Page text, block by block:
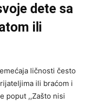
dete sa
ili
ličnosti često
ili braćom i
poput ,,Zašto nisi